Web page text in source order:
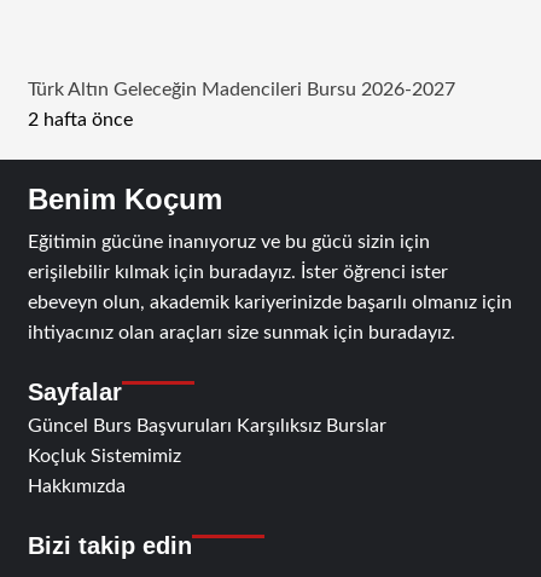
Türk Altın Geleceğin Madencileri Bursu 2026-2027
2 hafta önce
Benim Koçum
Eğitimin gücüne inanıyoruz ve bu gücü sizin için
erişilebilir kılmak için buradayız. İster öğrenci ister
ebeveyn olun, akademik kariyerinizde başarılı olmanız için
ihtiyacınız olan araçları size sunmak için buradayız.
Sayfalar
Güncel Burs Başvuruları Karşılıksız Burslar
Koçluk Sistemimiz
Hakkımızda
Bizi takip edin